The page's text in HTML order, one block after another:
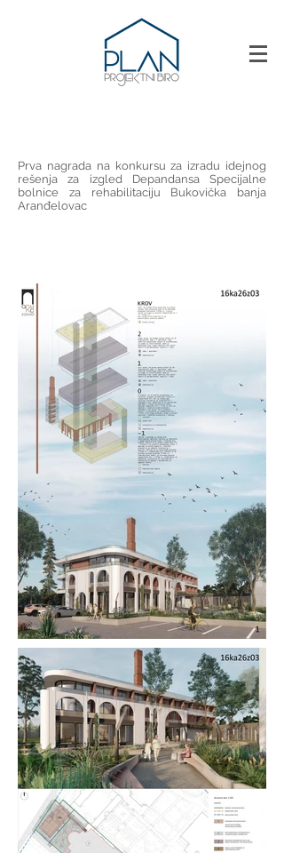
Prva nagrada na konkursu za izradu idejnog
rešenja za izgled Depandansa Specijalne
bolnice za rehabilitaciju Bukovička banja
Aranđelovac